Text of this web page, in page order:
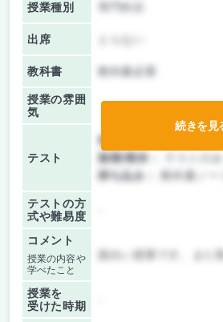
授業種別
出席
教科書 教科書必要
授業の雰囲
気
テスト
前期/中間：
後期/期末：
持ち込み：
教科書ノー
テストの方
式や難易度
コメント
授業の内容や
学べたこと
授業を
受けた時期
続きを見